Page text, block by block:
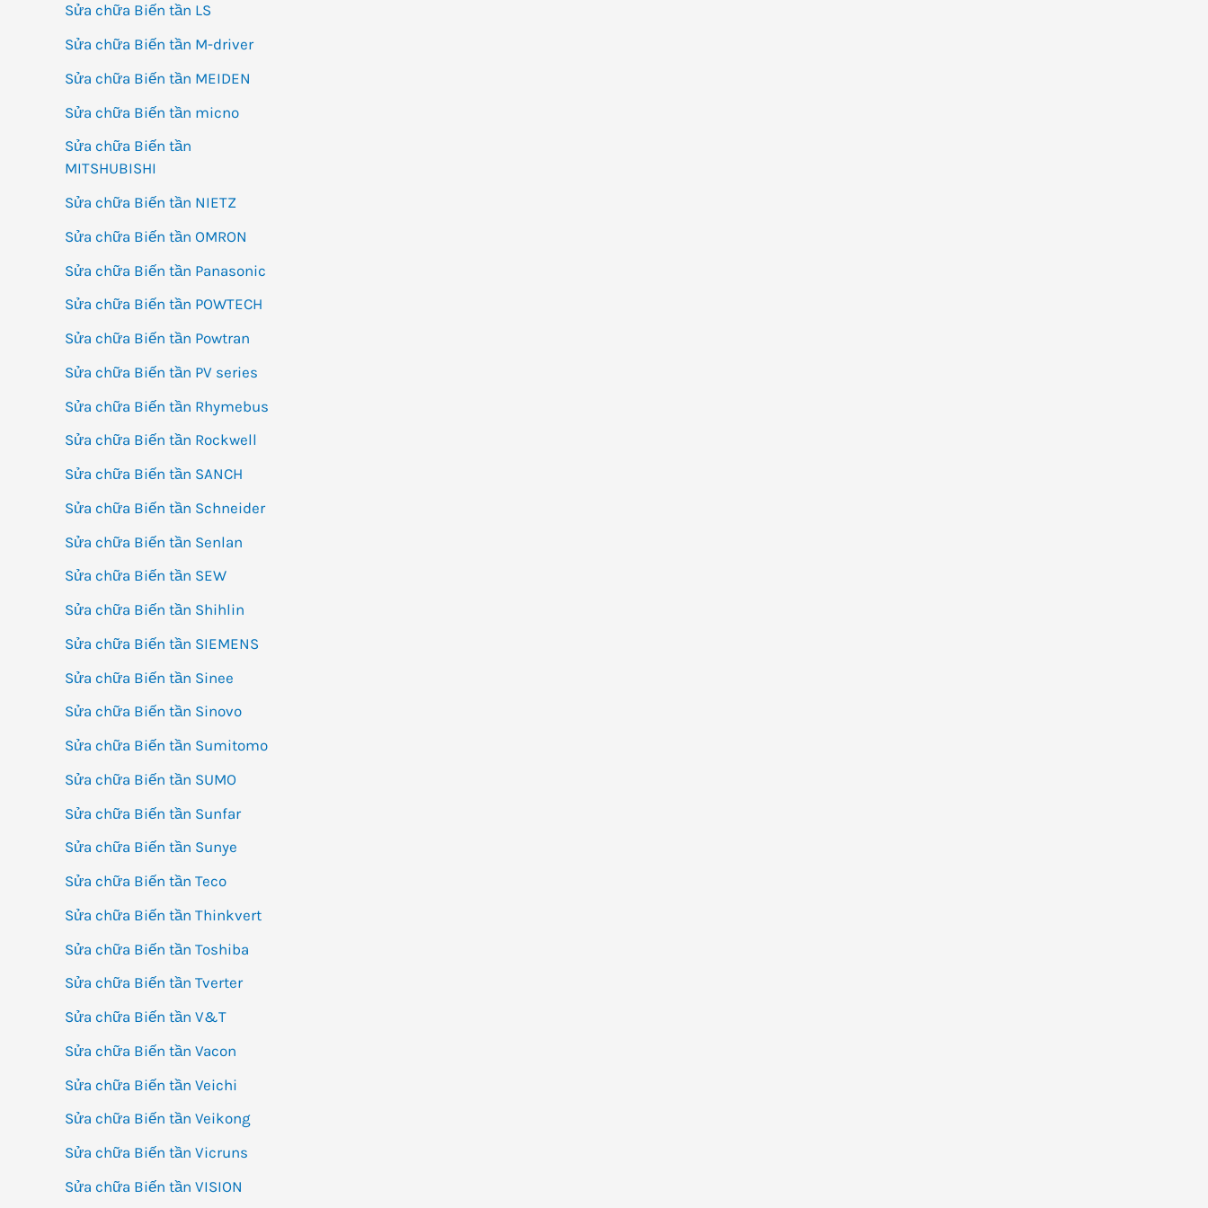
Sửa chữa Biến tần LS
Sửa chữa Biến tần M-driver
Sửa chữa Biến tần MEIDEN
Sửa chữa Biến tần micno
Sửa chữa Biến tần
MITSHUBISHI
Sửa chữa Biến tần NIETZ
Sửa chữa Biến tần OMRON
Sửa chữa Biến tần Panasonic
Sửa chữa Biến tần POWTECH
Sửa chữa Biến tần Powtran
Sửa chữa Biến tần PV series
Sửa chữa Biến tần Rhymebus
Sửa chữa Biến tần Rockwell
Sửa chữa Biến tần SANCH
Sửa chữa Biến tần Schneider
Sửa chữa Biến tần Senlan
Sửa chữa Biến tần SEW
Sửa chữa Biến tần Shihlin
Sửa chữa Biến tần SIEMENS
Sửa chữa Biến tần Sinee
Sửa chữa Biến tần Sinovo
Sửa chữa Biến tần Sumitomo
Sửa chữa Biến tần SUMO
Sửa chữa Biến tần Sunfar
Sửa chữa Biến tần Sunye
Sửa chữa Biến tần Teco
Sửa chữa Biến tần Thinkvert
Sửa chữa Biến tần Toshiba
Sửa chữa Biến tần Tverter
Sửa chữa Biến tần V&T
Sửa chữa Biến tần Vacon
Sửa chữa Biến tần Veichi
Sửa chữa Biến tần Veikong
Sửa chữa Biến tần Vicruns
Sửa chữa Biến tần VISION